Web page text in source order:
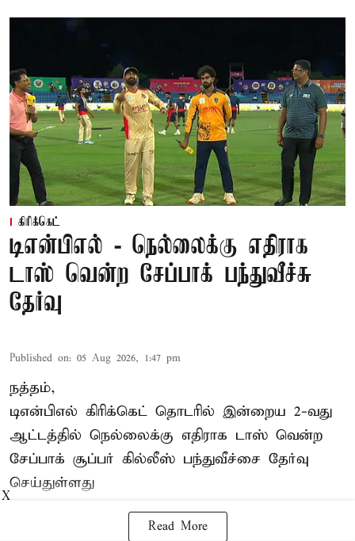
கிரிக்கெட்
டிஎன்பிஎல் - நெல்லைக்கு எதிராக
டாஸ் வென்ற சேப்பாக் பந்துவீச்சு
தேர்வு
Published on: 05 Aug 2026, 1:47 pm
நத்தம்,
டிஎன்பிஎல் கிரிக்கெட் தொடரில் இன்றைய 2-வது
ஆட்டத்தில் நெல்லைக்கு எதிராக டாஸ் வென்ற
சேப்பாக் சூப்பர் கில்லீஸ் பந்துவீச்சை தேர்வு
செய்துள்ளது
Read More
X